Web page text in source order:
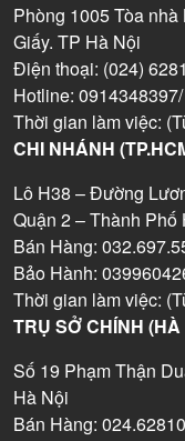
Phòng 1005 Tòa
Giấy. TP Hà Nội
Điện thoại: (024)
Hotline:
Thời gian làm việc:
CHI NHÁNH
Lô H38 – Đường
Quận 2 – Thành Phố
Bán Hàng:
Bảo Hành:
Thời gian làm việc:
TRỤ SỞ CHÍNH (HÀ
Số 19 Phạm Thận
Hà Nội
Bán Hàng: